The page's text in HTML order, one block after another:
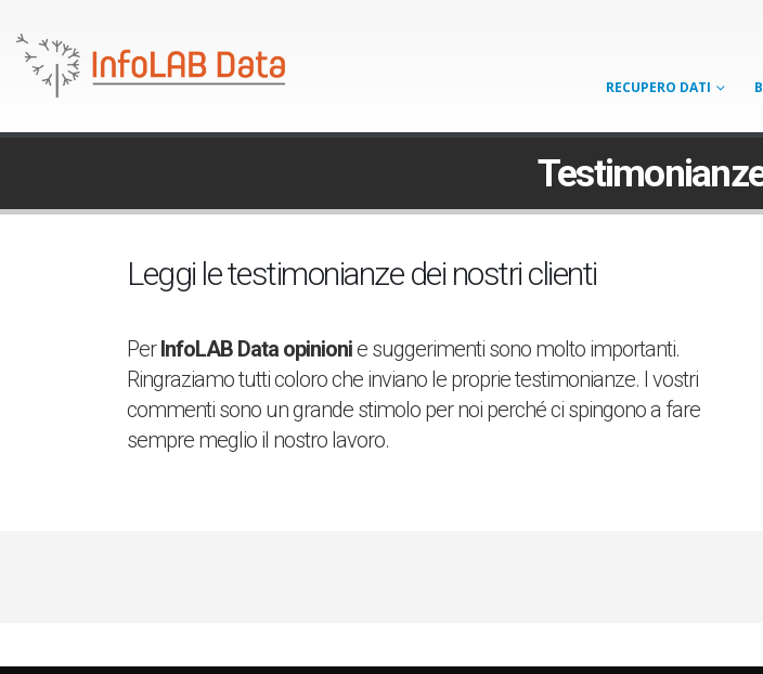
RECUPERO DATI
Leggi le testimonianze dei nostri clienti
PerInfoLAB Data opinionie suggerimenti sono molto importanti.
Ringraziamo tutti coloro che inviano le proprie testimonianze. I vostri
commenti sono un grande stimolo per noi perché ci spingono a fare
sempre meglio il nostro lavoro.